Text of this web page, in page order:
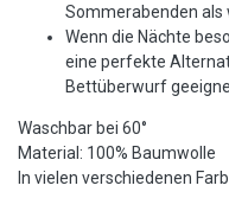
Sommerabenden als
Wenn die Nächte
eine perfekte
Bettüberwurf
Waschbar bei 60°
Material: 100% Baumwolle
In vielen verschiedenen